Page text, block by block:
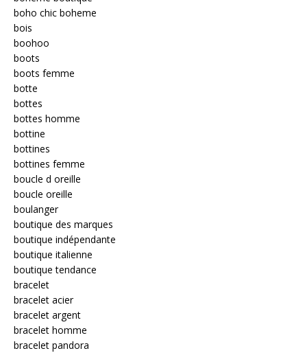
boho chic boheme
bois
boohoo
boots
boots femme
botte
bottes
bottes homme
bottine
bottines
bottines femme
boucle d oreille
boucle oreille
boulanger
boutique des marques
boutique indépendante
boutique italienne
boutique tendance
bracelet
bracelet acier
bracelet argent
bracelet homme
bracelet pandora